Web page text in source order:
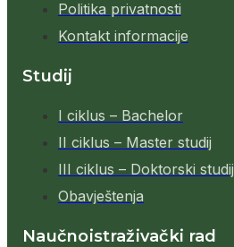
Politika privatnosti
Kontakt informacije
Studij
I ciklus – Bachelor
II ciklus – Master studij
III ciklus – Doktorski studij
Obavještenja
Naučnoistraživački rad